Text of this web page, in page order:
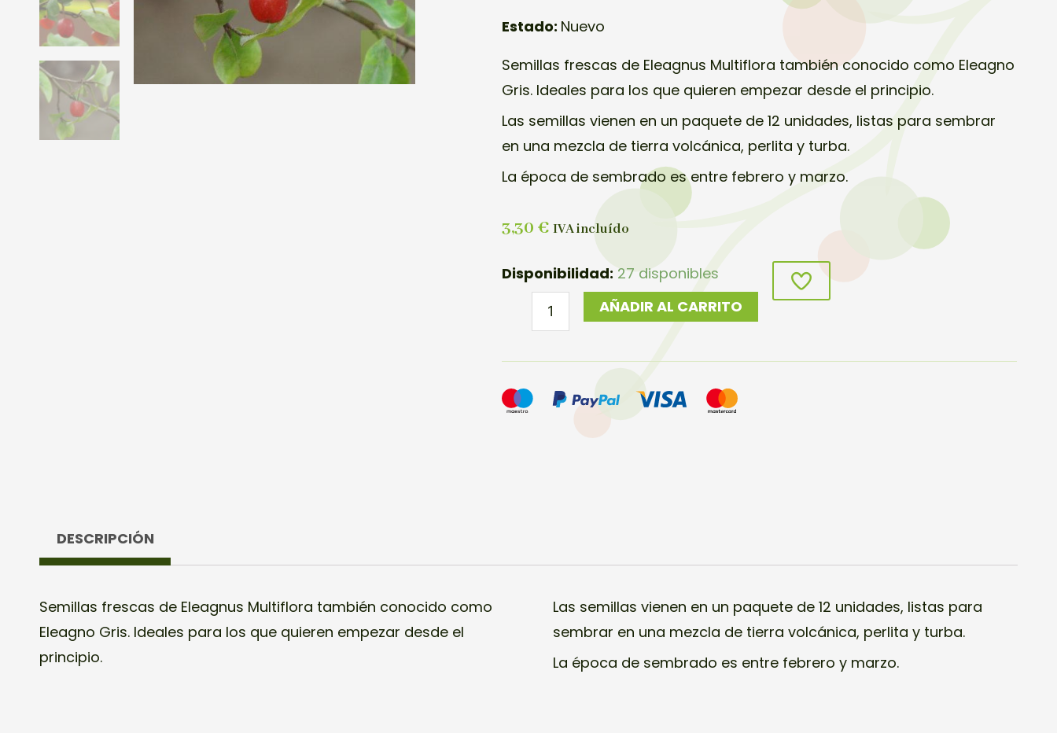
Estado: Nuevo
Semillas frescas de Eleagnus Multiflora también conocido como Eleagno
Gris. Ideales para los que quieren empezar desde el principio.
Las semillas vienen en un paquete de 12 unidades, listas para sembrar
en una mezcla de tierra volcánica, perlita y turba.
La época de sembrado es entre febrero y marzo.
3,30€ IVA incluído
Disponibilidad: 27 disponibles
SEMILLAS
ELAEAGNUS
MULTIFLORA
AÑADIR AL CARRITO
DESCRIPCIÓN
Semillas frescas de Eleagnus Multiflora también conocido como
Eleagno Gris. Ideales para los que quieren empezar desde el
principio.
Las semillas vienen en un paquete de 12 unidades, listas para
sembrar en una mezcla de tierra volcánica, perlita y turba.
La época de sembrado es entre febrero y marzo.